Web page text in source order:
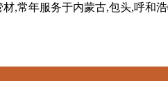
,常年服务于内蒙古,包头,呼和